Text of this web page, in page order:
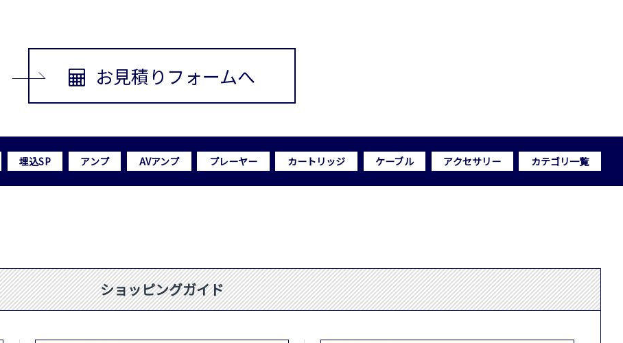
お見積りフォームへ
埋込SP アンプ AVアンプ プレーヤー カートリッジ ケーブル アクセサリー カテゴリ一覧
ショッピングガイド